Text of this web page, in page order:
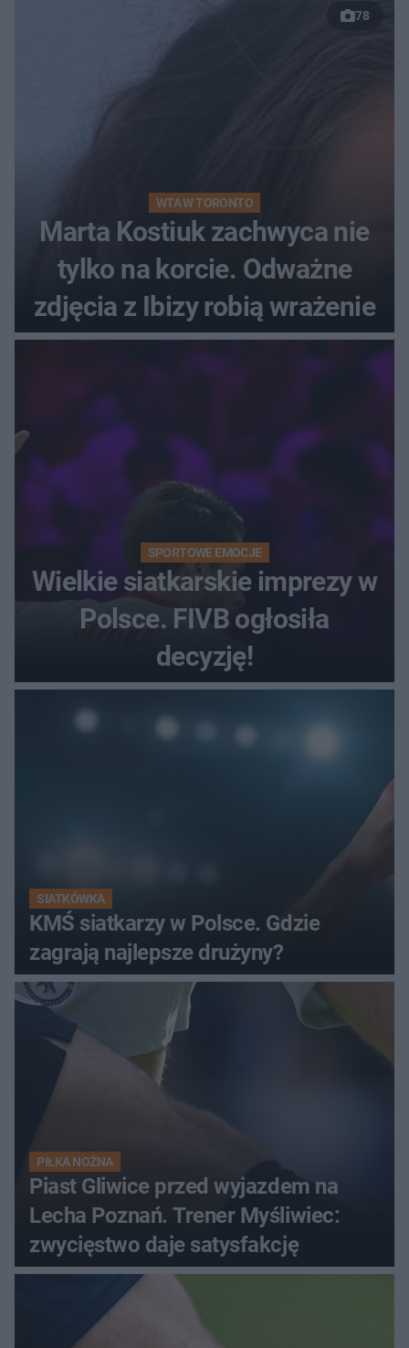
78
WTA W TORONTO
Marta Kostiuk zachwyca nie
tylko na korcie. Odważne
zdjęcia z Ibizy robią wrażenie
SPORTOWE EMOCJE
Wielkie siatkarskie imprezy w
Polsce. FIVB ogłosiła
decyzję!
SIATKÓWKA
KMŚ siatkarzy w Polsce. Gdzie
zagrają najlepsze drużyny?
PIŁKA NOŻNA
Piast Gliwice przed wyjazdem na
Lecha Poznań. Trener Myśliwiec:
zwycięstwo daje satysfakcję